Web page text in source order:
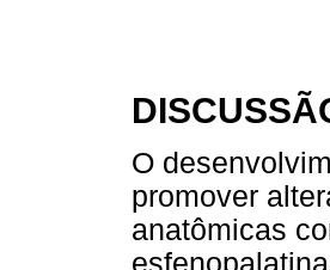
O
promover
anatômicas